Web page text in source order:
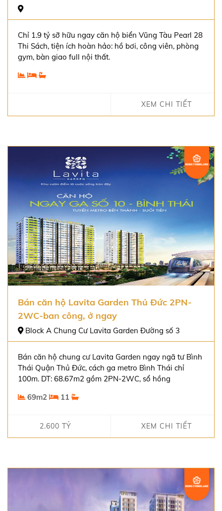
Chỉ 1.9 tỷ sỡ hữu ngay căn hộ biển Vũng Tàu Pearl 28
Thi Sách, tiện ích hoàn hảo: hồ bơi, công viên, phòng
gym, bàn giao full nội thất.
XEM CHI TIẾT
Bán căn hộ Lavita Garden Thủ Đức 2PN-
2WC-ban công, ở ngay
Block A Chung Cư Lavita Garden Đường số 3
Bán căn hộ chung cư Lavita Garden ngay ngã tư Bình
Thái Quận Thủ Đức, cách ga metro Bình Thái chỉ
100m. DT: 68.67m2 gồm 2PN-2WC, sổ hồng
69m2
11
2.600 TỶ XEM CHI TIẾT